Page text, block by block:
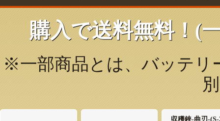
購入で送料無料！(
※一部商品とは、バッテリ
収穫鋏-曲刃-(S-